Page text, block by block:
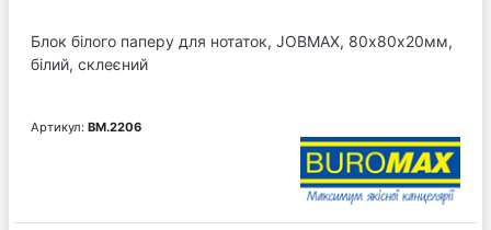
Блок білого паперу для нотаток, JOBMAX, 80х80х20мм,
білий, склеєний
Артикул: BM.2206